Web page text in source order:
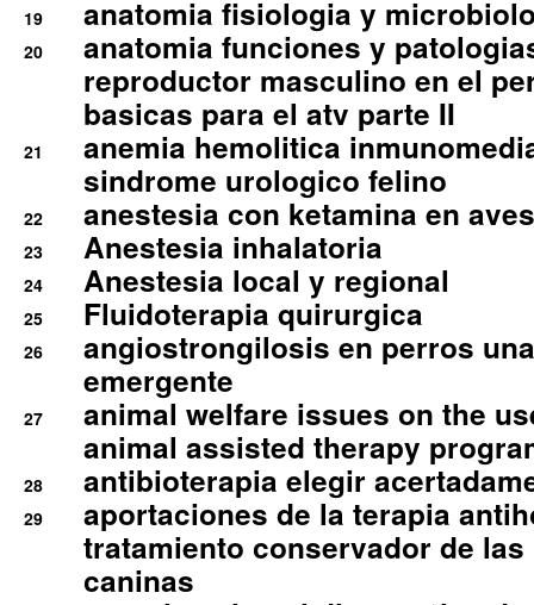
19 anatomia fisiologia y
20
anatomia funciones y
reproductor masculino en el
basicas para el atv parte II
21
anemia hemolitica
sindrome urologico felino
22 anestesia con ketamina en
23 Anestesia inhalatoria
24 Anestesia local y regional
25 Fluidoterapia quirurgica
26
angiostrongilosis en perros
emergente
27
animal welfare issues on the
animal assisted therapy
28 antibioterapia elegir
29
aportaciones de la terapia
tratamiento conservador de
caninas